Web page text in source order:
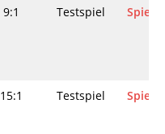
9:1 Testspiel
15:1 Testspiel